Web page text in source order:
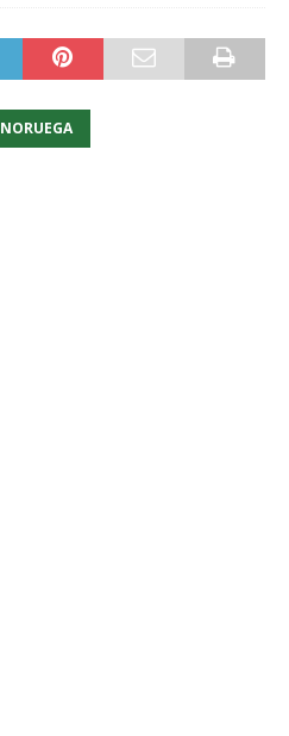
NORUEGA